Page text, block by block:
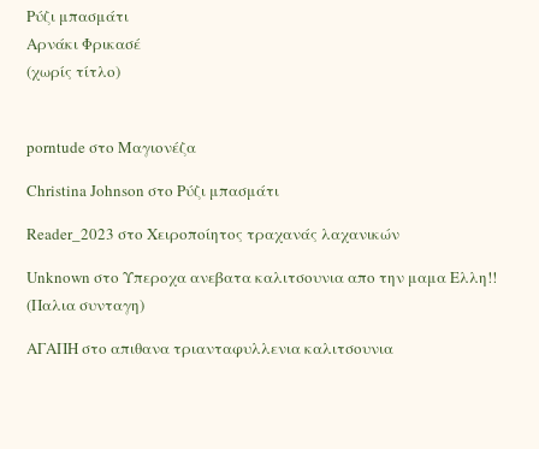
Ρύζι μπασμάτι
Αρνάκι Φρικασέ
(χωρίς τίτλο)
porntudeστοMαγιονέζα
Christina Johnson στοΡύζι μπασμάτι
Reader_2023 στοΧειροποίητος τραχανάς λαχανικών
Unknown στοΥπεροχα ανεβατα καλιτσουνια απο την μαμα Ελλη!!
(Παλια συνταγη)
ΑΓΑΠΗστοαπιθανα τριανταφυλλενια καλιτσουνια